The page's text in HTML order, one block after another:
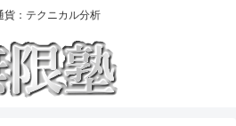
貨：テクニカル分析